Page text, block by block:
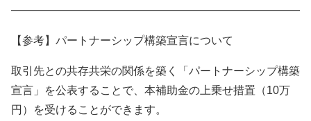
――――――――――――――――――――――――――
【参考】パートナーシップ構築宣言について
取引先との共存共栄の関係を築く「パートナーシップ構築
宣言」を公表することで、本補助金の上乗せ措置（10万
円）を受けることができます。